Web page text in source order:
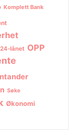
Komplett Bank
lånet OPP
Søke
Økonomi